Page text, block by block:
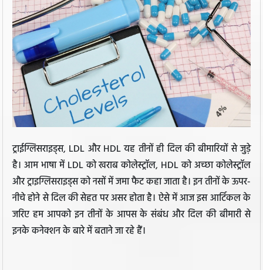
ट्राईग्लिसराइड्स, LDL और HDL यह तीनों ही दिल की बीमारियों से जुड़े
है। आम भाषा में LDL को खराब कोलेस्ट्रॉल, HDL को अच्छा कोलेस्ट्रॉल
और ट्राइग्लिसराइड्स को नसों में जमा फैट कहा जाता है। इन तीनों के ऊपर-
नीचे होने से दिल की सेहत पर असर होता है। ऐसे में आज इस आर्टिकल के
जरिए हम आपको इन तीनों के आपस के संबंध और दिल की बीमारी से
इनके कनेक्शन के बारे में बताने जा रहे हैं।